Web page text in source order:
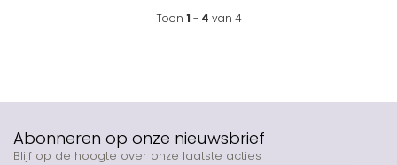
Toon 1 - 4 van 4
Abonneren op onze nieuwsbrief
Blijf op de hoogte over onze laatste acties